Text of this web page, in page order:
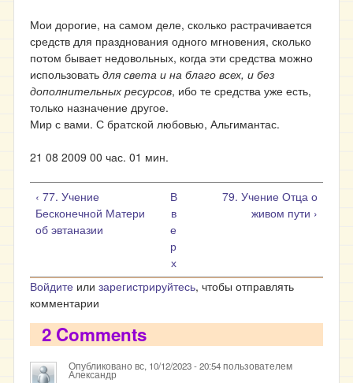
Мои дорогие, на самом деле, сколько растрачивается
средств для празднования одного мгновения, сколько
потом бывает недовольных, когда эти средства можно
использовать для света и на благо всех, и без
дополнительных ресурсов, ибо те средства уже есть,
только назначение другое.
Мир с вами. С братской любовью, Альгимантас.
21 08 2009 00 час. 01 мин.
‹ 77. Учение
Бесконечной Матери
об эвтаназии
В
в
е
р
х
79. Учение Отца о
живом пути ›
Войдите или зарегистрируйтесь, чтобы отправлять
комментарии
2 Comments
Опубликовано вс, 10/12/2023 - 20:54пользователем
Александр